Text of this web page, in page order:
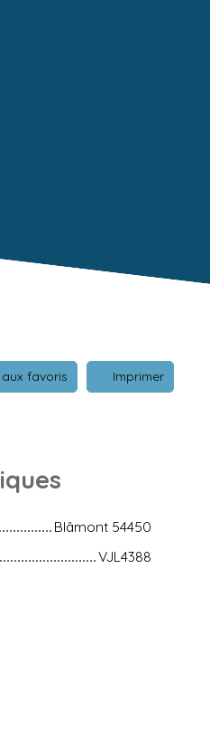
favoris Imprimer
Blâmont 54450
VJL4388